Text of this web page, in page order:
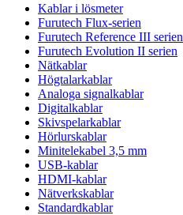
Kablar i lösmeter
Furutech Flux-serien
Furutech Reference III serien
Furutech Evolution II serien
Nätkablar
Högtalarkablar
Analoga signalkablar
Digitalkablar
Skivspelarkablar
Hörlurskablar
Minitelekabel 3,5 mm
USB-kablar
HDMI-kablar
Nätverkskablar
Standardkablar